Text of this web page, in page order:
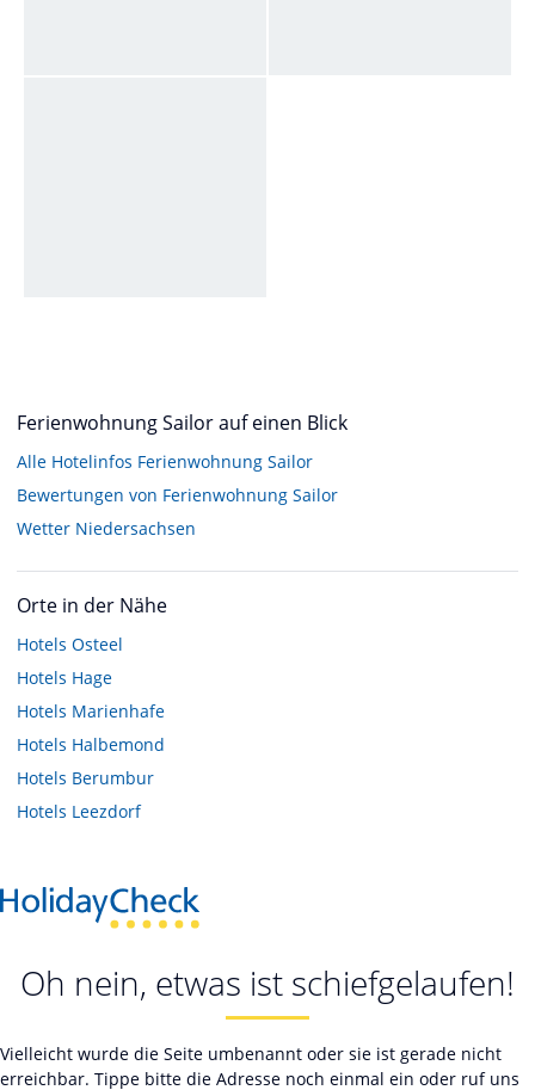
Ferienwohnung Sailor auf einen Blick
Alle Hotelinfos Ferienwohnung Sailor
Bewertungen von Ferienwohnung Sailor
Wetter Niedersachsen
Orte in der Nähe
Hotels Osteel
Hotels Hage
Hotels Marienhafe
Hotels Halbemond
Hotels Berumbur
Hotels Leezdorf
Oh nein, etwas ist schiefgelaufen!
Vielleicht wurde die Seite umbenannt oder sie ist gerade nicht
erreichbar. Tippe bitte die Adresse noch einmal ein oder ruf uns